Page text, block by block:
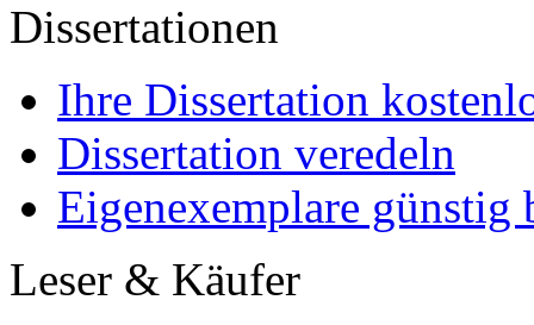
Dissertationen
Ihre Dissertation
Dissertation veredeln
Eigenexemplare günstig
Leser & Käufer